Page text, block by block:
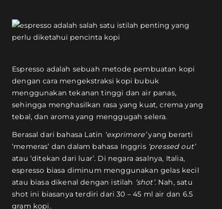
Espresso adalah sebuah metode pembuatan kopi
dengan cara mengekstraksi kopi bubuk
menggunakan tekanan tinggi dan air panas,
sehingga menghasilkan rasa yang kuat, crema yang
tebal, dan aroma yang menggugah selera.
Berasal dari bahasa Latin ‘exprimere’yang berarti
‘memeras’ dan dalam bahasa Inggris ‘pressed out’
atau ‘ditekan dari luar’. Di negara asalnya, Italia,
espresso biasa diminum menggunakan gelas kecil
atau biasa dikenal dengan istilah ‘shot’. Nah, satu
shot ini biasanya terdiri dari 30 – 45 ml air dan 6.5
gram kopi.